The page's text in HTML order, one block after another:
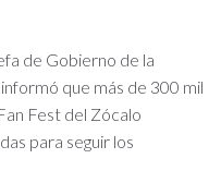
de Gobierno de la
que más de 300 mil
Fest del Zócalo
para seguir los